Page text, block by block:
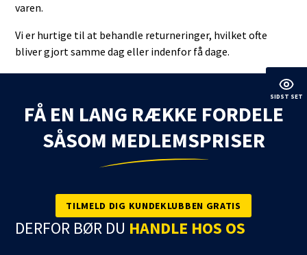
varen.
Vi er hurtige til at behandle returneringer, hvilket ofte
bliver gjort samme dag eller indenfor få dage.
FÅ EN LANG RÆKKE FORDELE
SÅSOM MEDLEMSPRISER
TILMELD DIG KUNDEKLUBBEN GRATIS
DERFOR BØR DU HANDLE HOS OS
SIDST SET